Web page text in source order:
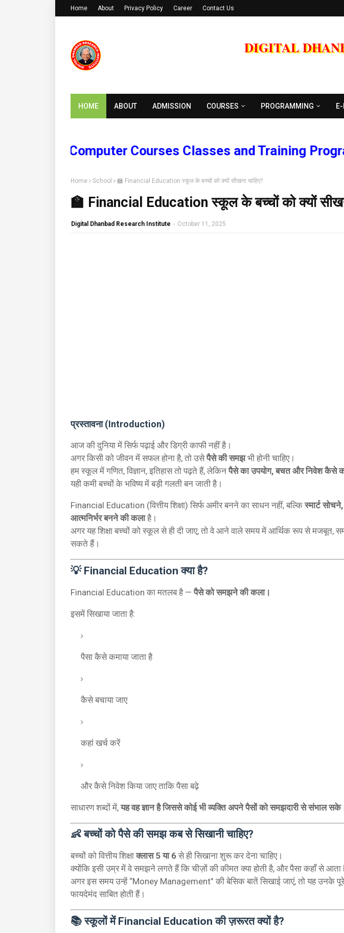
Home About Privacy Policy Career Contact Us
DIGITAL
HOME ABOUT ADMISSION COURSES PROGRAMMING
Computer Courses Classes and Training Program
Home School 🏫 Financial Education स्कूल के बच्चों को क्यों सीखना चाहिए?
🏫 Financial Education स्कूल के बच्चों को क्यों
Digital Dhanbad Research Institute - October 11, 2025
प्रस्तावना (Introduction)
आज की दुनिया में सिर्फ पढ़ाई और डिग्री काफी नहीं है।
अगर किसी को जीवन में सफल होना है, तो उसेपैसे की समझभी होनी चाहिए।
हम स्कूल में गणित, विज्ञान, इतिहास तो पढ़ते हैं, लेकिनपैसे का उपयोग, बचत और निवेश कैसे
यही कमी बच्चों के भविष्य में बड़ी गलती बन जाती है।
Financial Education (वित्तीय शिक्षा) सिर्फ अमीर बनने का साधन नहीं, बल्किस्मार्ट
आत्मनिर्भर बनने की कलाहै।
अगर यह शिक्षा बच्चों को स्कूल से ही दी जाए, तो वे आने वाले समय में आर्थिक रूप से मजबूत,
सकते हैं।
💡 Financial Education क्या है?
Financial Education का मतलब है —पैसे को समझने की कला।
इसमें सिखाया जाता है:
पैसा कैसे कमाया जाता है
कैसे बचाया जाए
कहां खर्च करें
और कैसे निवेश किया जाए ताकि पैसा बढ़े
साधारण शब्दों में,यह वह ज्ञान है जिससे कोई भी व्यक्ति अपने पैसों को समझदारी से संभाल सके
👶 बच्चों को पैसे की समझ कब से सिखानी चाहिए?
बच्चों को वित्तीय शिक्षाक्लास 5 या 6 से ही सिखाना शुरू कर देना चाहिए।
क्योंकि इसी उम्र में वे समझने लगते हैं कि चीज़ों की कीमत क्या होती है, और पैसा कहाँ से आता
अगर इस समय उन्हें “Money Management” की बेसिक बातें सिखाई जाएं, तो यह उनके
फायदेमंद साबित होती हैं।
📚 स्कूलों में Financial Education की ज़रूरत क्यों है?